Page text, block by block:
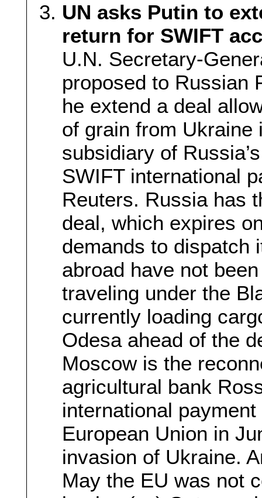
UN asks Putin to
return for SWIFT
U.N. Secretary-
proposed to Russian
he extend a deal
of grain from Ukraine
subsidiary of
SWIFT international
Reuters. Russia has
deal, which expires
demands to dispatch
abroad have not
traveling under the
currently loading
Odesa ahead of the
Moscow is the
agricultural bank
international
European Union in
invasion of Ukraine.
May the EU was not